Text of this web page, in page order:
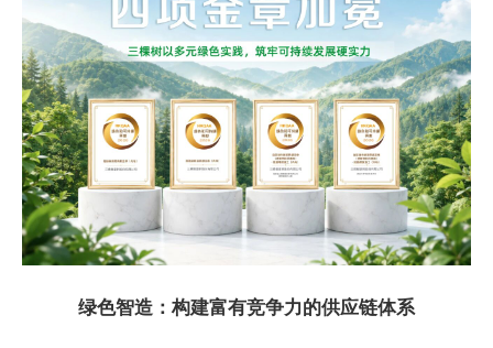
绿色智造：构建富有竞争力的供应链体系